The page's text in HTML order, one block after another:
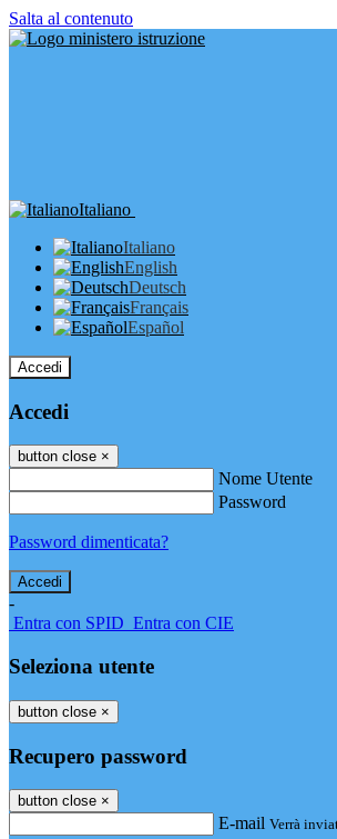
Salta al contenuto
Italiano
Italiano
English
Deutsch
Français
Español
Accedi
Accedi
button close ×
Nome Utente
Password
Password dimenticata?
-
Entra con SPID Entra con CIE
Seleziona utente
button close ×
Recupero password
button close ×
E-mail Verrà